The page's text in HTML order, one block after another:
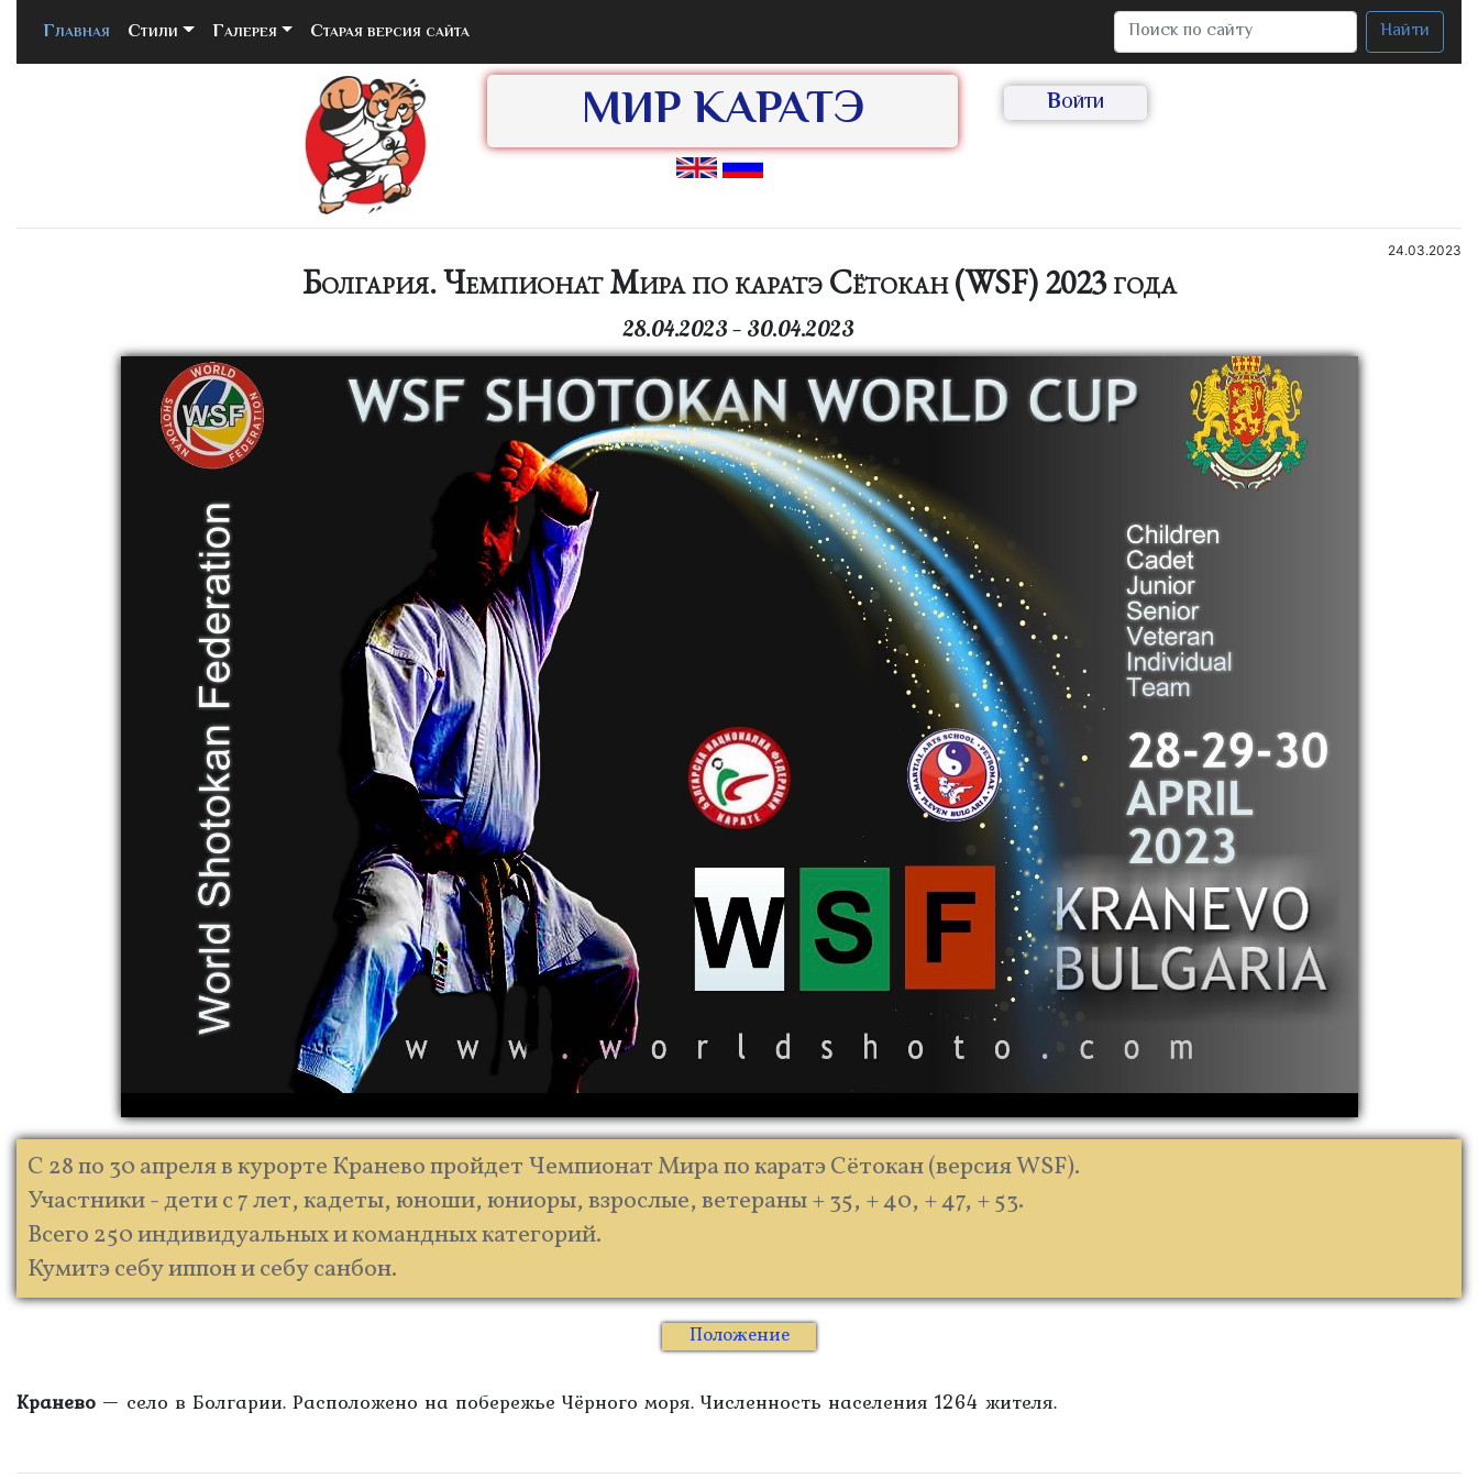
Главная (current)
Стили Галерея Старая версия сайта Найти
МИР КАРАТЭ Войти
24.03.2023
Болгария. Чемпионат Мира по каратэ Сётокан (WSF) 2023 года
28.04.2023 — 30.04.2023
С 28 по 30 апреля в курорте Кранево пройдет Чемпионат Мира по каратэ Сётокан (версия WSF).
Участники - дети с 7 лет, кадеты, юноши, юниоры, взрослые, ветераны + 35, + 40, + 47, + 53.
Всего 250 индивидуальных и командных категорий.
Кумитэ себу иппон и себу санбон.
Положение
Кранево — село в Болгарии. Расположено на побережье Чёрного моря. Численность населения 1264 жителя.